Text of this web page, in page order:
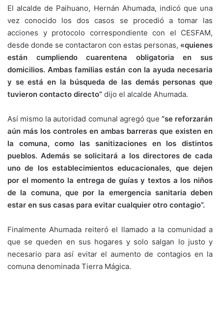
El alcalde de Paihuano, Hernán Ahumada, indicó que una
vez conocido los dos casos se procedió a tomar las
acciones y protocolo correspondiente con el CESFAM,
desde donde se contactaron con estas personas, «quienes
están cumpliendo cuarentena obligatoria en sus
domicilios. Ambas familias están con la ayuda necesaria
y se está en la búsqueda de las demás personas que
tuvieron contacto directo” dijo el alcalde Ahumada.
Así mismo la autoridad comunal agregó que “se reforzarán
aún más los controles en ambas barreras que existen en
la comuna, como las sanitizaciones en los distintos
pueblos. Además se solicitará a los directores de cada
uno de los establecimientos educacionales, que dejen
por el momento la entrega de guías y textos a los niños
de la comuna, que por la emergencia sanitaria deben
estar en sus casas para evitar cualquier otro contagio”.
Finalmente Ahumada reiteró el llamado a la comunidad a
que se queden en sus hogares y solo salgan lo justo y
necesario para así evitar el aumento de contagios en la
comuna denominada Tierra Mágica.